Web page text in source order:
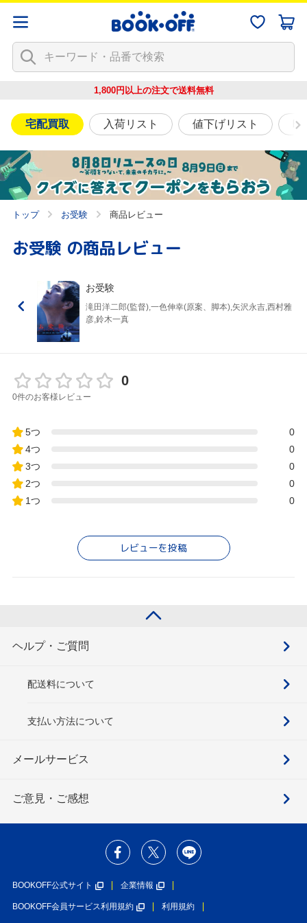
1,800円以上の注文で送料無料
宅配買取 入荷リスト 値下げリスト
トップ お受験 商品レビュー
お受験 の商品レビュー
お受験
滝田洋二郎(監督),一色伸幸(原案、脚本),矢沢永吉,西村雅
彦,鈴木一真
0
0件のお客様レビュー
5つ
0
4つ
0
3つ
0
2つ
0
1つ
0
レビューを投稿
ヘルプ・ご質問
配送料について
支払い方法について
メールサービス
ご意見・ご感想
BOOKOFF公式サイト 企業情報
BOOKOFF会員サービス利用規約 利用規約